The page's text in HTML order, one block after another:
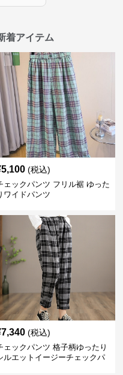
着アイテム
5,100 (税込)
ェックパンツ フリル裾 ゆった
ワイドパンツ
7,340 (税込)
ェックパンツ 格子柄ゆったり
ルエットイージーチェックパ